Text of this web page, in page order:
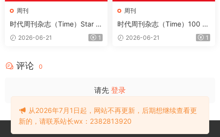
周刊
时代周刊杂志（Time）Star W
ars 2026
2026-06-21 1
周刊
时代周刊杂志（Time）100 H
ealth Innovations 2026
2026-06-21 1
评论 0
请先 登录
从2026年7月1日起，网站不再更新，后期想继续查看更
新的，请联系站长wx：2382813920